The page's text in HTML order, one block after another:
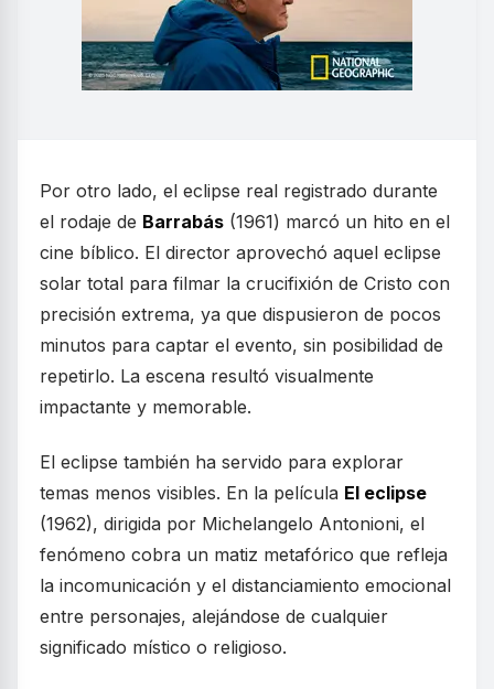
Por otro lado, el eclipse real registrado durante
el rodaje de Barrabás (1961) marcó un hito en el
cine bíblico. El director aprovechó aquel eclipse
solar total para filmar la crucifixión de Cristo con
precisión extrema, ya que dispusieron de pocos
minutos para captar el evento, sin posibilidad de
repetirlo. La escena resultó visualmente
impactante y memorable.
El eclipse también ha servido para explorar
temas menos visibles. En la película El eclipse
(1962), dirigida por Michelangelo Antonioni, el
fenómeno cobra un matiz metafórico que refleja
la incomunicación y el distanciamiento emocional
entre personajes, alejándose de cualquier
significado místico o religioso.